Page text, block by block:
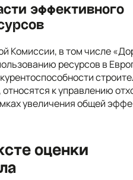
эффективного
Комиссии, в том числе
ресурсов в
к управлению
увеличения общей
оценки